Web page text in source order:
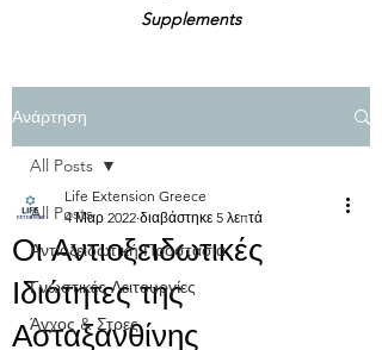
Supplements
Ανάρτηση
All Posts
Αντιοξειδωτική Προστασία
Γνωστικές Λειτουργίες
Άγχος & Στρες
All Posts
Οι Αντιοξειδωτικές
Ιδιότητες της
Ασταξανθίνης
Life Extension Greece
4 Μαρ 2022 διαβάστηκε 5 λεπτά